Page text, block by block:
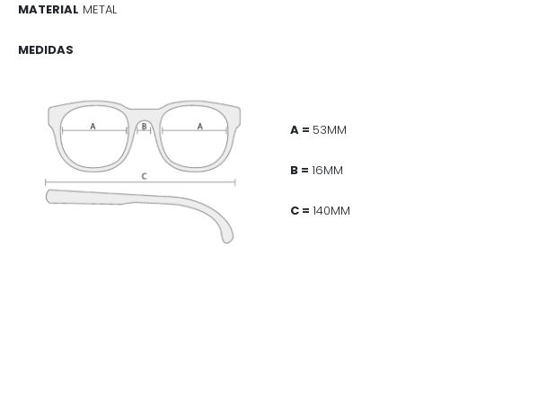
MATERIAL METAL
MEDIDAS
A = 53MM
B = 16MM
C = 140MM